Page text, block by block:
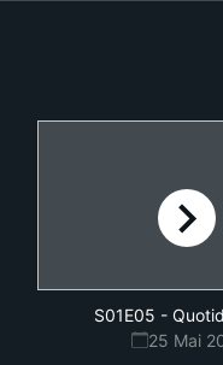
S01E05 -
25 Mai
right